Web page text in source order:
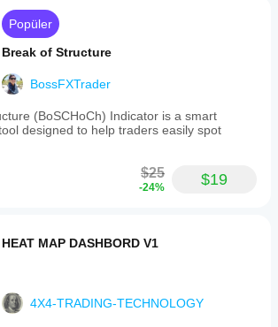
Popüler
Break of Structure
BossFXTrader
(BoSCHoCh) Indicator is a smart
designed to help traders easily spot
$25
-24% $19
HEAT MAP DASHBORD V1
4X4-TRADING-TECHNOLOGY